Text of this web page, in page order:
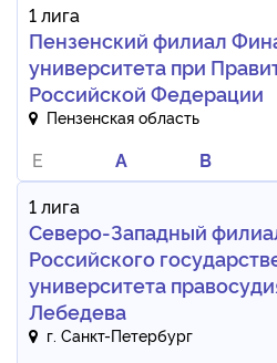
1 лига
Пензенский филиал
университета при
Российской Федерации
Пензенская область
E A B
1 лига
Северо-Западный
Российского
университета
Лебедева
г. Санкт-Петербург